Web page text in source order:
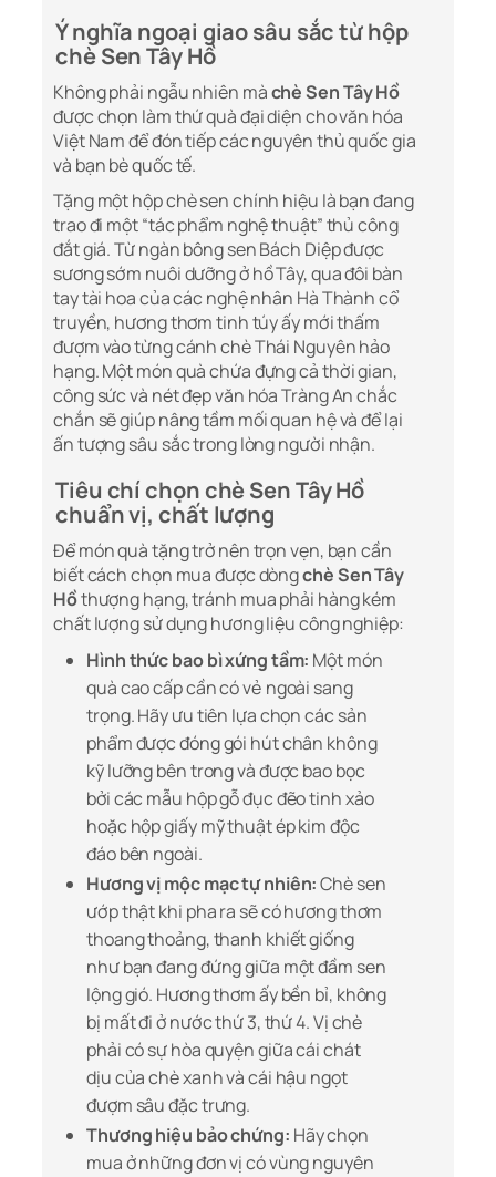
Ý nghĩa ngoại giao sâu sắc từ hộp
chè Sen Tây Hồ
Không phải ngẫu nhiên màchè Sen Tây Hồ
được chọn làm thứ quà đại diện cho văn hóa
Việt Nam để đón tiếp các nguyên thủ quốc gia
và bạn bè quốc tế.
Tặng một hộp chè sen chính hiệu là bạn đang
trao đi một “tác phẩm nghệ thuật” thủ công
đắt giá. Từ ngàn bông sen Bách Diệp được
sương sớm nuôi dưỡng ở hồ Tây, qua đôi bàn
tay tài hoa của các nghệ nhân Hà Thành cổ
truyền, hương thơm tinh túy ấy mới thấm
đượm vào từng cánh chè Thái Nguyên hảo
hạng. Một món quà chứa đựng cả thời gian,
công sức và nét đẹp văn hóa Tràng An chắc
chắn sẽ giúp nâng tầm mối quan hệ và để lại
ấn tượng sâu sắc trong lòng người nhận.
Tiêu chí chọn chè Sen Tây Hồ
chuẩn vị, chất lượng
Để món quà tặng trở nên trọn vẹn, bạn cần
biết cách chọn mua được dòngchè Sen Tây
Hồthượng hạng, tránh mua phải hàng kém
chất lượng sử dụng hương liệu công nghiệp:
Hình thức bao bì xứng tầm: Một món
quà cao cấp cần có vẻ ngoài sang
trọng. Hãy ưu tiên lựa chọn các sản
phẩm được đóng gói hút chân không
kỹ lưỡng bên trong và được bao bọc
bởi các mẫu hộp gỗ đục đẽo tinh xảo
hoặc hộp giấy mỹ thuật ép kim độc
đáo bên ngoài.
Hương vị mộc mạc tự nhiên:Chè sen
ướp thật khi pha ra sẽ có hương thơm
thoang thoảng, thanh khiết giống
như bạn đang đứng giữa một đầm sen
lộng gió. Hương thơm ấy bền bỉ, không
bị mất đi ở nước thứ 3, thứ 4. Vị chè
phải có sự hòa quyện giữa cái chát
dịu của chè xanh và cái hậu ngọt
đượm sâu đặc trưng.
Thương hiệu bảo chứng: Hãy chọn
mua ở những đơn vị có vùng nguyên